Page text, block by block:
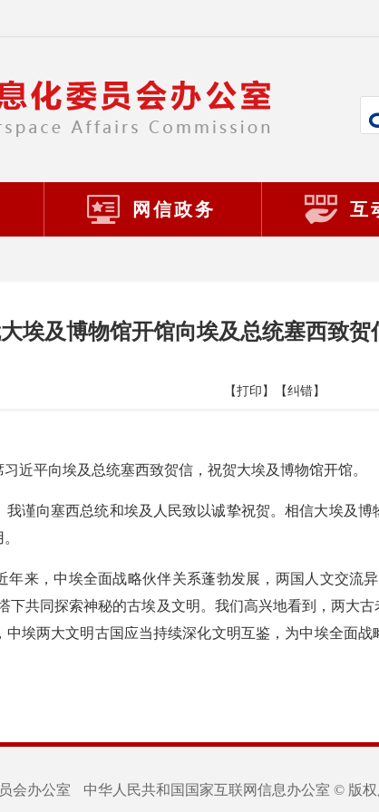
网信政务 互
埃及博物馆开馆向埃及总统塞西致贺
【打印】 【纠错】
近平向埃及总统塞西致贺信，祝贺大埃及博物馆开馆。
谨向塞西总统和埃及人民致以诚挚祝贺。相信大埃及
年来，中埃全面战略伙伴关系蓬勃发展，两国人文交流
下共同探索神秘的古埃及文明。我们高兴地看到，两大
埃两大文明古国应当持续深化文明互鉴，为中埃全面
会办公室 中华人民共和国国家互联网信息办公室 © 版